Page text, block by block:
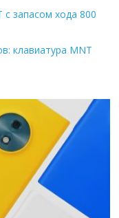
с запасом хода 800
клавиатура MNT